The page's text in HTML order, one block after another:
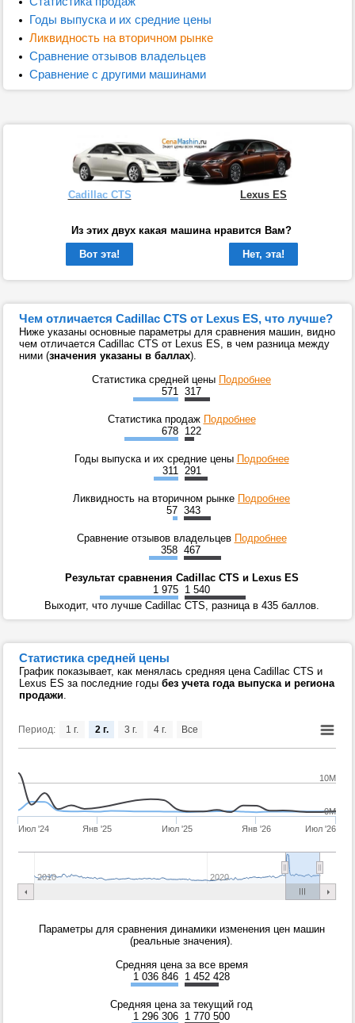
Годы выпуска и их средние цены
Ликвидность на вторичном рынке
Сравнение отзывов владельцев
Сравнение с другими машинами
Cadillac CTS Lexus ES
Из этих двух какая машина нравится Вам?
Вот эта!
Нет, эта!
Чем отличается Cadillac CTS от Lexus ES, что лучше?
Ниже указаны основные параметры для сравнения машин, видно
чем отличается Cadillac CTS от Lexus ES, в чем разница между
ними (значения указаны в баллах).
Статистика средней цены Подробнее
571
317
Статистика продаж Подробнее
678 122
Годы выпуска и их средние цены Подробнее
311
291
Ликвидность на вторичном рынке Подробнее
57 343
Сравнение отзывов владельцев Подробнее
358 467
Результат сравнения Cadillac CTS и Lexus ES
1 975 1 540
Выходит, что лучше Cadillac CTS, разница в 435 баллов.
Статистика средней цены
График показывает, как менялась средняя цена Cadillac CTS и
Lexus ES за последние годы без учета года выпуска и региона
продажи
Период:
Июл '24 Янв '25 Июл '25 Янв '26 Июл '26
2010 2020
0M
10M
1 г. 2 г. 3 г. 4 г. Все
Параметры для сравнения динамики изменения цен машин
(реальные значения).
Средняя цена за все время
1 036 846 1 452 428
Средняя цена за текущий год
1 296 306 1 770 500